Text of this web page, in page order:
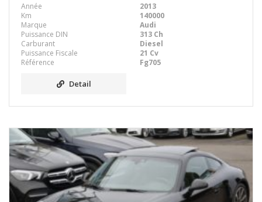
Année
2013
Km
140000
Marque
Audi
Puissance DIN
313 Ch
Carburant
Diesel
Puissance Fiscale
21 Cv
Référence
Fg705
Detail